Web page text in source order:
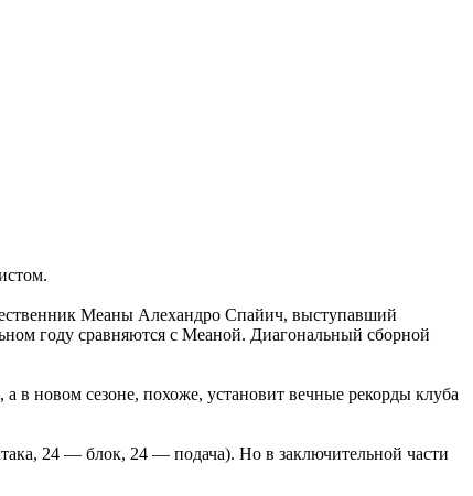
Меаны Алехандро Спайич, выступавший
году сравняются с Меаной. Диагональный сборной
в новом сезоне, похоже, установит вечные рекорды клуба
24 — блок, 24 — подача). Но в заключительной части